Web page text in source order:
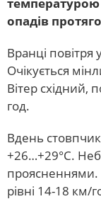
опадів
Вранці повітря
Очікується
Вітер
год.
Вдень
+26…+29°C.
проясненнями.
рівні 14-18 км/